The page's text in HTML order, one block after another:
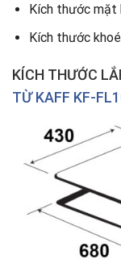
Kích thước mặt
Kích thước
KÍCH THƯỚC
TỪ KAFF KF-